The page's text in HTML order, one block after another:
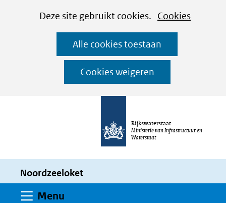
CookiesDeze site gebruikt cookies. Cookies
worden
toegestaan
Alle cookies toestaan
Cookies weigeren
Ga
naar
de
inhoud
Rijkswaterstaat
Ministerie van Infrastructuur en
Waterstaat
Noordzeeloket
Menu